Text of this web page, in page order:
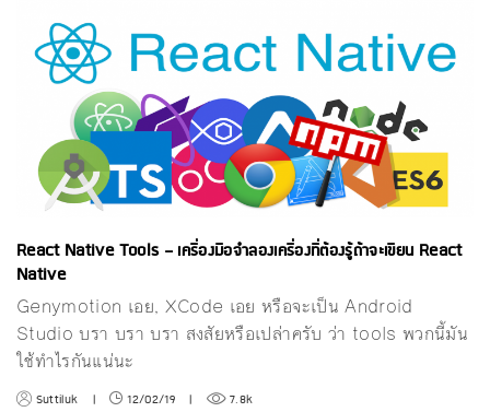
React Native Tools - เครื่องมือจำลองเครื่องที่ต้องรู้ถ้าจะเขียน React
Native
Genymotion เอย, XCode เอย หรือจะเป็น Android
Studio บรา บรา บรา สงสัยหรือเปล่าครับ ว่า tools พวกนี้มัน
ใช้ทำไรกันแน่นะ
Suttiluk | 12/02/19 | 7.8k